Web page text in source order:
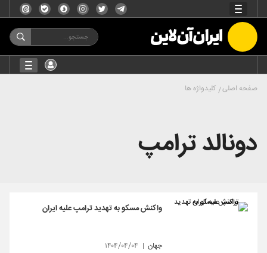
صفحه اصلی کلیدواژه ها
دونالد ترامپ
واکنش مسکو به تهدید ترامپ علیه ایران
جهان ۱۴۰۴/۰۴/۰۴